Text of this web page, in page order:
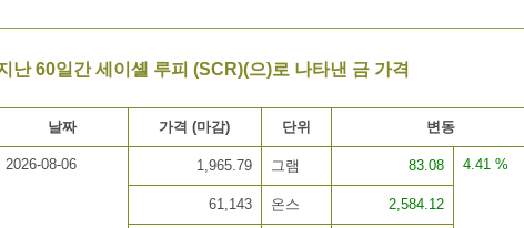
난 60일간 세이셸 루피 (SCR)(으)로 나타낸 금 가격
날짜 가격 (마감) 단위 변동
2026-08-06 1,965.79 그램 83.08 4.41 %
61,143 온스 2,584.12